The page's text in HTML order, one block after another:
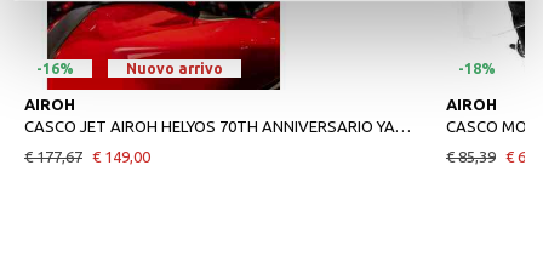
-16% Nuovo arrivo
AIROH
CASCO JET AIROH HELYOS 70TH ANNIVERSARIO YAMAHA
€ 177,67 € 149,00
-18%
AIROH
CASCO
€ 85,39 €